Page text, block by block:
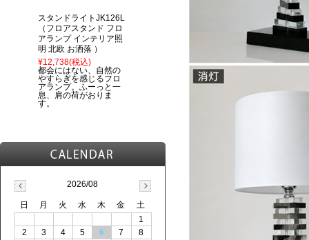
スタンドライトJK126L
（フロアスタンド フロ
アランプ インテリア照
明 北欧 お洒落 ）
¥12,738(税込)
都会にはない、自然の
やすらぎを感じるフロ
アランプ。ふーっと一
息、肩の荷がおりま
す。
2026/08
日 月 火 水 木 金
土
1
2
3 4 5 6 7
8